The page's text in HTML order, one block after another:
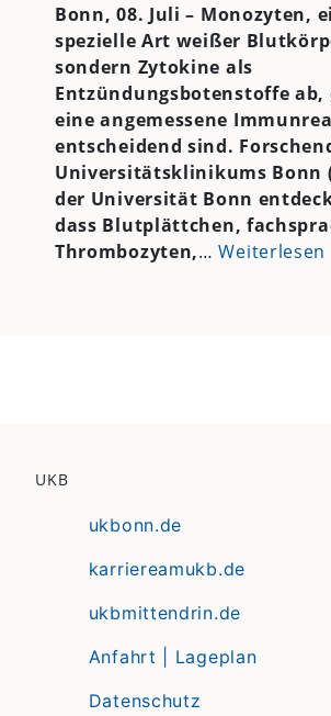
Bonn, 08. Juli – Monozyten,
spezielle Art weißer
sondern Zytokine als
Entzündungsbotenstoffe ab,
eine angemessene
entscheidend sind.
Universitätsklinikums Bonn
der Universität Bonn
dass Blutplättchen,
Thrombozyten,…Weiterlesen
UKB
ukbonn.de
karriereamukb.de
ukbmittendrin.de
Anfahrt | Lageplan
Datenschutz